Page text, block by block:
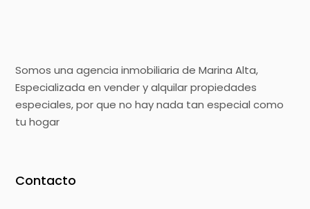
Somos una agencia inmobiliaria de Marina Alta,
Especializada en vender y alquilar propiedades
especiales, por que no hay nada tan especial como
tu hogar
Contacto